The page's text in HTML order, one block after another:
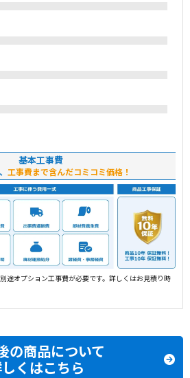
基本工事費
工事費まで含んだコミコミ価格！
途オプション工事費が必要です。詳しくはお見積り時
の商品について
くはこちら